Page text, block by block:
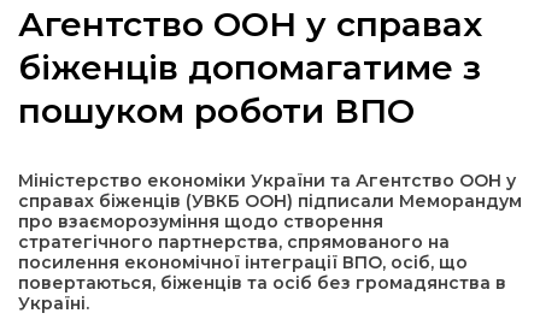
політика
місія
Агентство ООН у справах
біженців допомагатиме з
пошуком роботи ВПО
Міністерство економіки України та Агентство ООН у
справах біженців (УВКБ ООН) підписали Меморандум
про взаєморозуміння щодо створення
стратегічного партнерства, спрямованого на
посилення економічної інтеграції ВПО, осіб, що
повертаються, біженців та осіб без громадянства в
Україні.